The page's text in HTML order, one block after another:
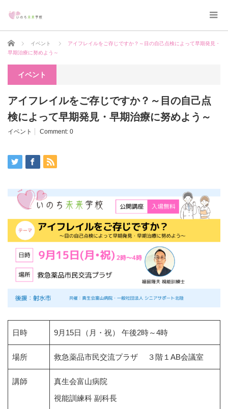
Home イベント
アイフレイルをご存じですか？～目の自己点検によって早期発見・
早期治療に努めよう～
イベント
アイフレイルをご存じですか？～目の自己点
検によって早期発見・早期治療に努めよう～
イベント Comment: 0
日時 9月15日（月・祝） 午後2時～4時
場所 救急薬品市民交流プラザ ３階１AB会議室
講師
真生会富山病院
視能訓練科 副科長